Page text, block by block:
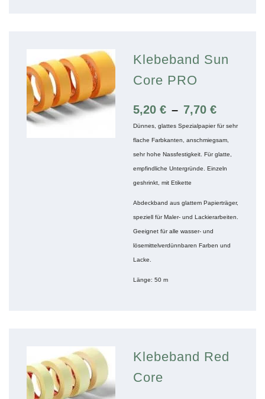
Klebeband Sun
Core PRO
5,20 € – 7,70 €
Dünnes, glattes Spezialpapier für sehr
flache Farbkanten, anschmiegsam,
sehr hohe Nassfestigkeit. Für glatte,
empfindliche Untergründe. Einzeln
geshrinkt, mit Etikette
Abdeckband aus glattem Papierträger,
speziell für Maler- und Lackierarbeiten.
Geeignet für alle wasser- und
lösemittelverdünnbaren Farben und
Lacke.
Länge: 50 m
Klebeband Red
Core